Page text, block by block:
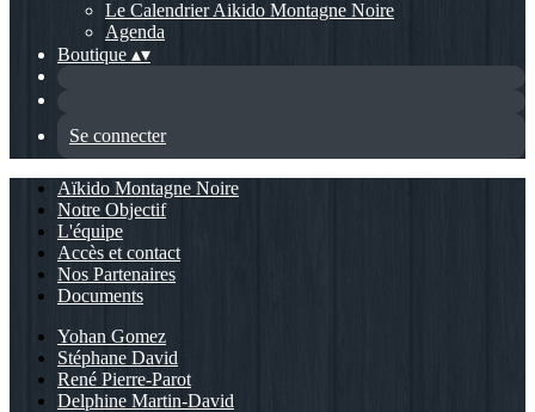
Le Calendrier Aikido Montagne Noire
Agenda
Boutique ▴▾
Se connecter
Aïkido Montagne Noire
Notre Objectif
L'équipe
Accès et contact
Nos Partenaires
Documents
Yohan Gomez
Stéphane David
René Pierre-Parot
Delphine Martin-David